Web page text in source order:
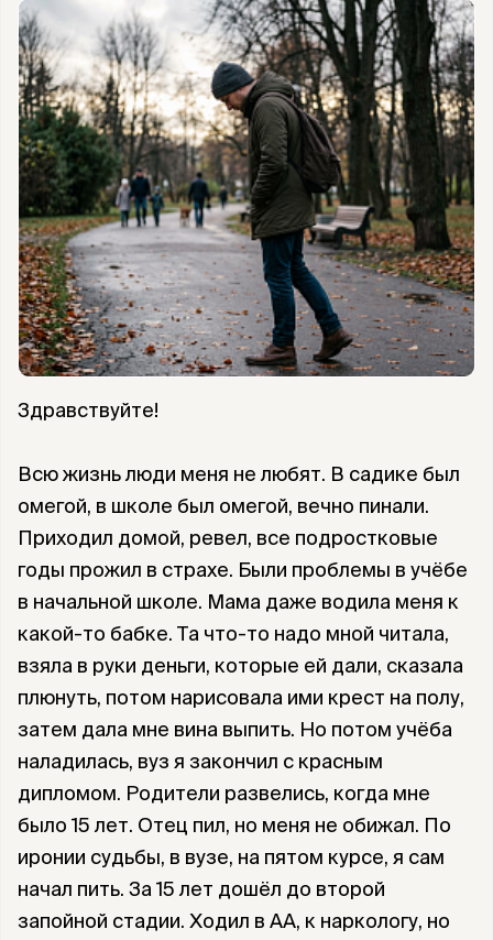
Здравствуйте!
Всю жизнь люди меня не любят. В садике был
омегой, в школе был омегой, вечно пинали.
Приходил домой, ревел, все подростковые
годы прожил в страхе. Были проблемы в учёбе
в начальной школе. Мама даже водила меня к
какой-то бабке. Та что-то надо мной читала,
взяла в руки деньги, которые ей дали, сказала
плюнуть, потом нарисовала ими крест на полу,
затем дала мне вина выпить. Но потом учёба
наладилась, вуз я закончил с красным
дипломом. Родители развелись, когда мне
было 15 лет. Отец пил, но меня не обижал. По
иронии судьбы, в вузе, на пятом курсе, я сам
начал пить. За 15 лет дошёл до второй
запойной стадии. Ходил в АА, к наркологу, но